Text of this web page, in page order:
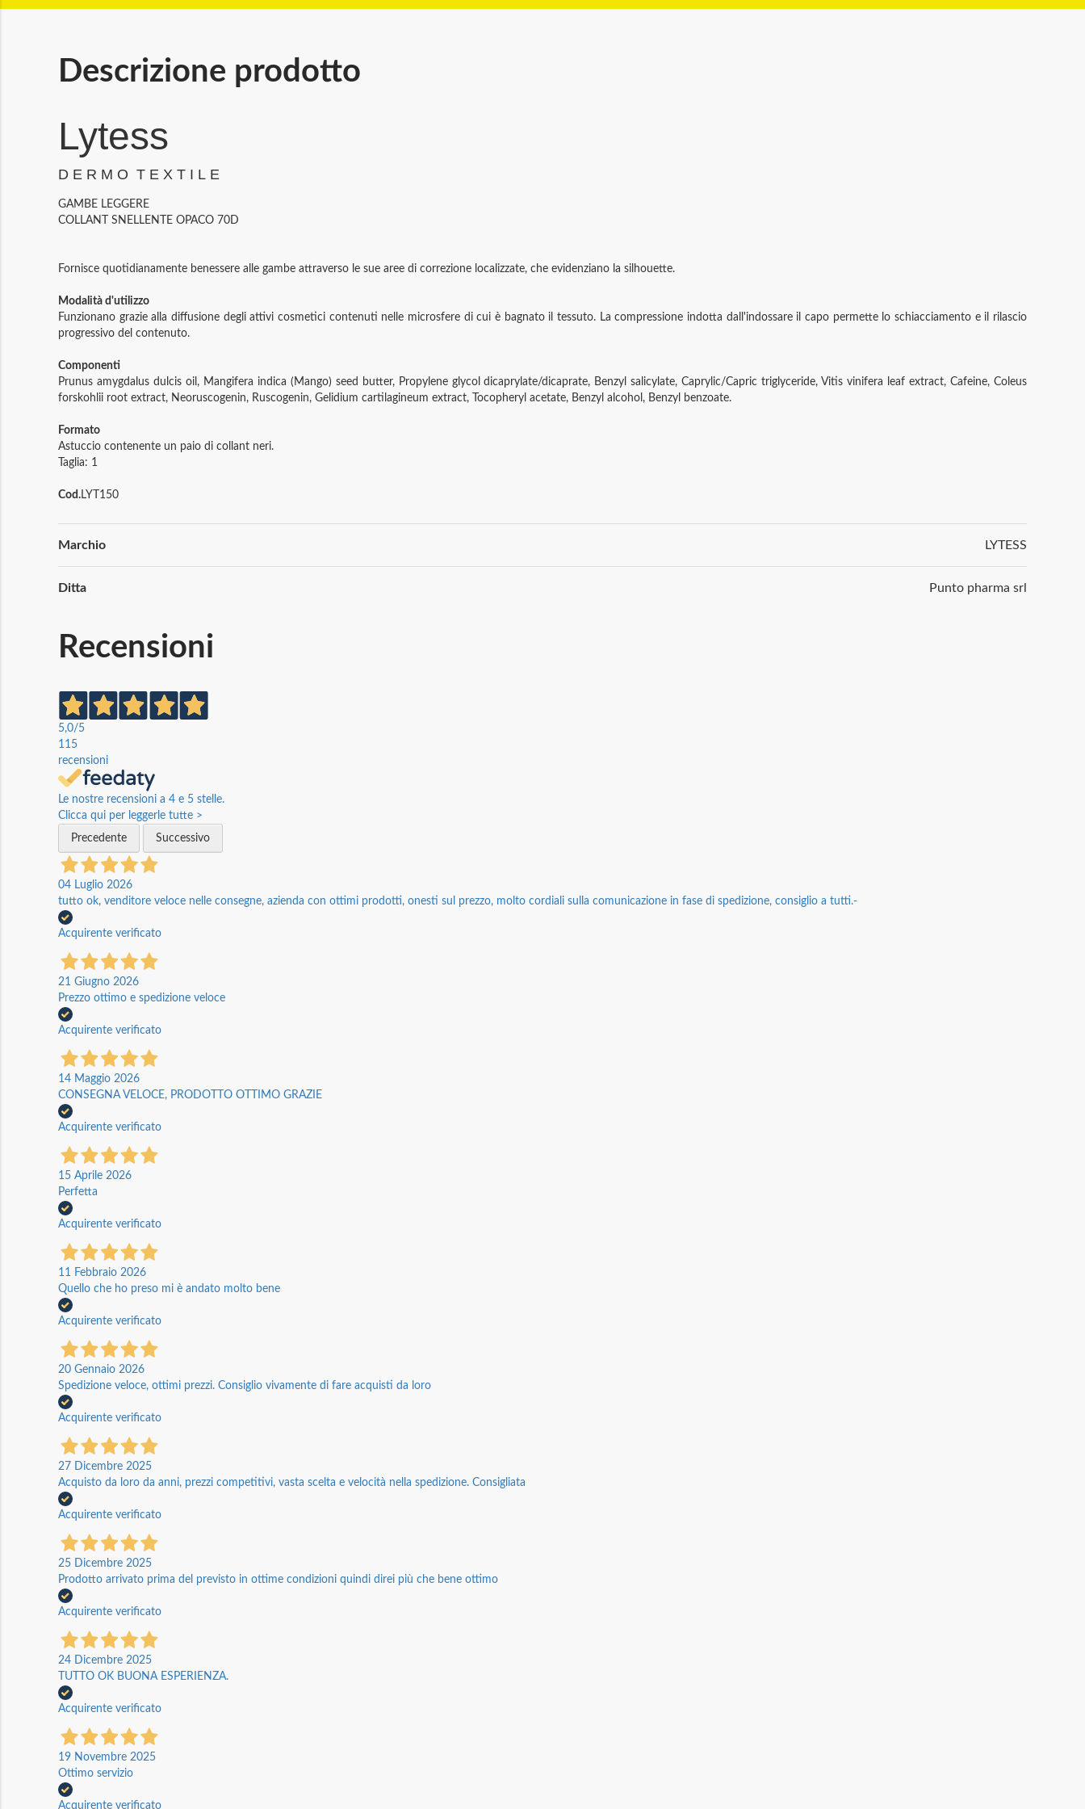
Descrizione prodotto
Lytess
D E R M O T E X T I L E
GAMBE LEGGERE
COLLANT SNELLENTE OPACO 70D
Fornisce quotidianamente benessere alle gambe attraverso le sue aree di correzione localizzate, che evidenziano la silhouette.
Modalità d'utilizzo
Funzionano grazie alla diffusione degli attivi cosmetici contenuti nelle microsfere di cui è bagnato il tessuto. La compressione indotta dall'indossare il capo permette lo schiacciamento e il rilascio
progressivo del contenuto.
Componenti
Prunus amygdalus dulcis oil, Mangifera indica (Mango) seed butter, Propylene glycol dicaprylate/dicaprate, Benzyl salicylate, Caprylic/Capric triglyceride, Vitis vinifera leaf extract, Cafeine, Coleus
forskohlii root extract, Neoruscogenin, Ruscogenin, Gelidium cartilagineum extract, Tocopheryl acetate, Benzyl alcohol, Benzyl benzoate.
Formato
Astuccio contenente un paio di collant neri.
Taglia: 1
Cod. LYT150
Informazioni
Marchio LYTESS
Ditta Punto pharma srl
Recensioni
5,0/5
115
recensioni
Le nostre recensioni a 4 e 5 stelle.
Clicca qui per leggerle tutte >
Precedente
Successivo
04 Luglio 2026
tutto ok, venditore veloce nelle consegne, azienda con ottimi prodotti, onesti sul prezzo, molto cordiali sulla comunicazione in fase di spedizione, consiglio a tutti.-
Acquirente verificato
21 Giugno 2026
Prezzo ottimo e spedizione veloce
Acquirente verificato
14 Maggio 2026
CONSEGNA VELOCE, PRODOTTO OTTIMO GRAZIE
Acquirente verificato
15 Aprile 2026
Perfetta
Acquirente verificato
11 Febbraio 2026
Quello che ho preso mi è andato molto bene
Acquirente verificato
20 Gennaio 2026
Spedizione veloce, ottimi prezzi. Consiglio vivamente di fare acquisti da loro
Acquirente verificato
27 Dicembre 2025
Acquisto da loro da anni, prezzi competitivi, vasta scelta e velocità nella spedizione. Consigliata
Acquirente verificato
25 Dicembre 2025
Prodotto arrivato prima del previsto in ottime condizioni quindi direi più che bene ottimo
Acquirente verificato
24 Dicembre 2025
TUTTO OK BUONA ESPERIENZA.
Acquirente verificato
19 Novembre 2025
Ottimo servizio
Acquirente verificato